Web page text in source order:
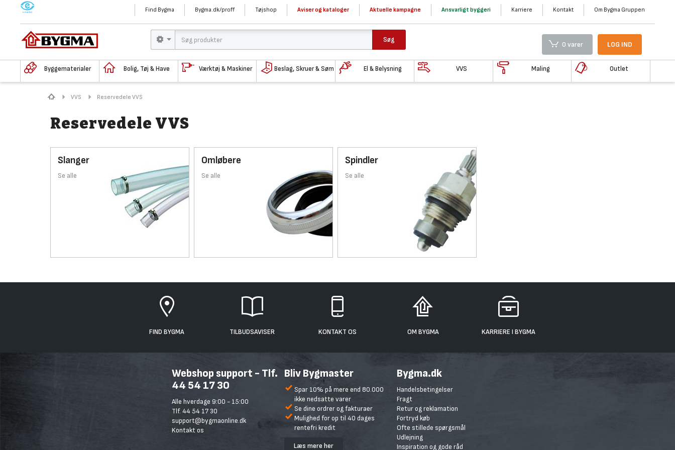
M Find Bygma Bygma.dk/proff Tøjshop Aviser og kataloger Aktuelle kampagne Ansvarligt byggeri Karriere Kontakt Om Bygma Gruppen
Søg
0 varer LOG IND
Byggematerialer Bolig, Tøj & Have Værktøj & Maskiner Beslag, Skruer & Søm El & Belysning VVS Maling Outlet
VVS Reservedele VVS
Reservedele VVS
Slanger
Se alle
Omløbere
Se alle
Spindler
Se alle
FIND BYGMA TILBUDSAVISER KONTAKT OS OM BYGMA KARRIERE I BYGMA
Webshop support - Tlf.
44 54 17 30
Alle hverdage 9:00 - 15:00
Tlf. 44 54 17 30
support@bygmaonline.dk
Kontakt os
Bliv Bygmaster
Spar 10% på mere end 80.000
ikke nedsatte varer
Se dine ordrer og fakturaer
Mulighed for op til 40 dages
rentefri kredit
Læs mere her
Bygma.dk
Handelsbetingelser
Fragt
Retur og reklamation
Fortryd køb
Ofte stillede spørgsmål
Udlejning
Inspiration og gode råd